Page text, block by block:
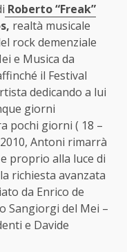
Roberto “Freak”
realtà musicale
rock demenziale
e Musica da
il Festival
dedicando a lui
giorni
pochi giorni ( 18 –
Antoni rimarrà
proprio alla luce di
richiesta avanzata
da Enrico de
Sangiorgi del Mei –
e Davide